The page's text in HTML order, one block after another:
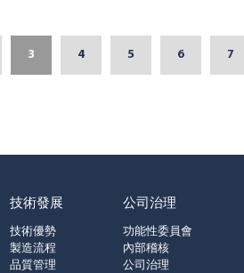
3 4 5 6 7
技術發展
技術優勢
製造流程
品質管理
公司治理
功能性委員會
內部稽核
公司治理